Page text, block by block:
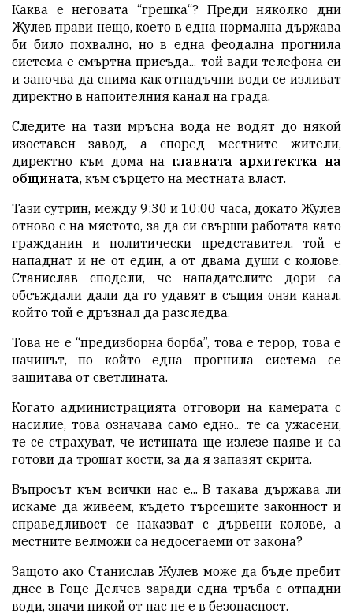
Каква е неговата “грешка“? Преди няколко дни
Жулев прави нещо, което в една нормална държава
би било похвално, но в една феодална прогнила
система е смъртна присъда... той вади телефона си
и започва да снима как отпадъчни води се изливат
директно в напоителния канал на града.
Следите на тази мръсна вода не водят до някой
изоставен завод, а според местните жители,
директно към дома на главната архитектка на
общината, към сърцето на местната власт.
Тази сутрин, между 9:30 и 10:00 часа, докато Жулев
отново е на мястото, за да си свърши работата като
гражданин и политически представител, той е
нападнат и не от един, а от двама души с колове.
Станислав сподели, че нападателите дори са
обсъждали дали да го удавят в същия онзи канал,
който той е дръзнал да разследва.
Това не е “предизборна борба”, това е терор, това е
начинът, по който една прогнила система се
защитава от светлината.
Когато администрацията отговори на камерата с
насилие, това означава само едно... те са ужасени,
те се страхуват, че истината ще излезе наяве и са
готови да трошат кости, за да я запазят скрита.
Въпросът към всички нас е... В такава държава ли
искаме да живеем, където търсещите законност и
справедливост се наказват с дървени колове, а
местните велможи са недосегаеми от закона?
Защото ако Станислав Жулев може да бъде пребит
днес в Гоце Делчев заради една тръба с отпадни
води, значи никой от нас не е в безопасност.